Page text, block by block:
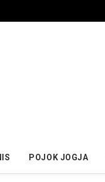
POJOK JOGJA